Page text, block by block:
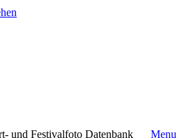
und Festivalfoto Datenbank
Menu